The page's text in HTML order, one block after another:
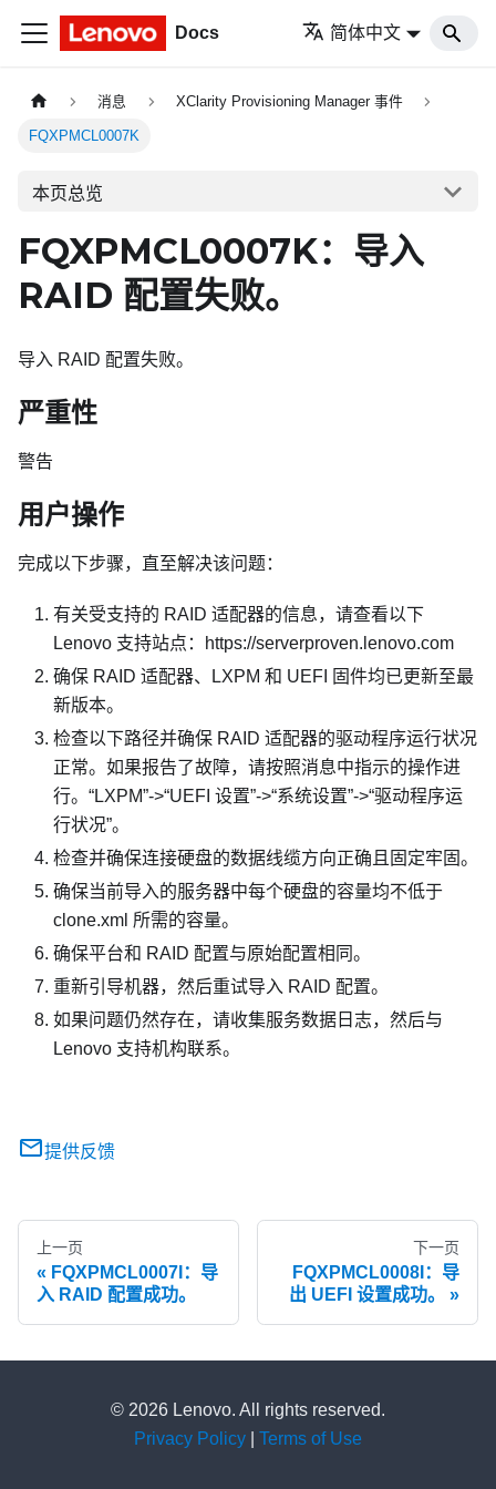
Docs 简体中文
消息 XClarity Provisioning Manager 事件
FQXPMCL0007K
本页总览
FQXPMCL0007K：导入
RAID 配置失败。
导入 RAID 配置失败。
严重性
警告
用户操作
完成以下步骤，直至解决该问题：
有关受支持的 RAID 适配器的信息，请查看以下
Lenovo 支持站点：https://serverproven.lenovo.com
确保 RAID 适配器、LXPM 和 UEFI 固件均已更新至最
新版本。
检查以下路径并确保 RAID 适配器的驱动程序运行状况
正常。如果报告了故障，请按照消息中指示的操作进
行。“LXPM”->“UEFI 设置”->“系统设置”->“驱动程序运
行状况”。
检查并确保连接硬盘的数据线缆方向正确且固定牢固。
确保当前导入的服务器中每个硬盘的容量均不低于
clone.xml 所需的容量。
确保平台和 RAID 配置与原始配置相同。
重新引导机器，然后重试导入 RAID 配置。
如果问题仍然存在，请收集服务数据日志，然后与
Lenovo 支持机构联系。
提供反馈
上一页
FQXPMCL0007I：导
入 RAID 配置成功。
下一页
FQXPMCL0008I：导
出 UEFI 设置成功。
© 2026 Lenovo. All rights reserved.
Privacy Policy
Terms of Use